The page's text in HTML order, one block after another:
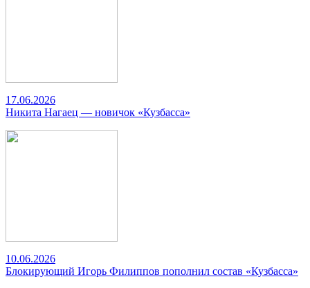
17.06.2026
Никита Нагаец — новичок «Кузбасса»
10.06.2026
Блокирующий Игорь Филиппов пополнил состав «Кузбасса»